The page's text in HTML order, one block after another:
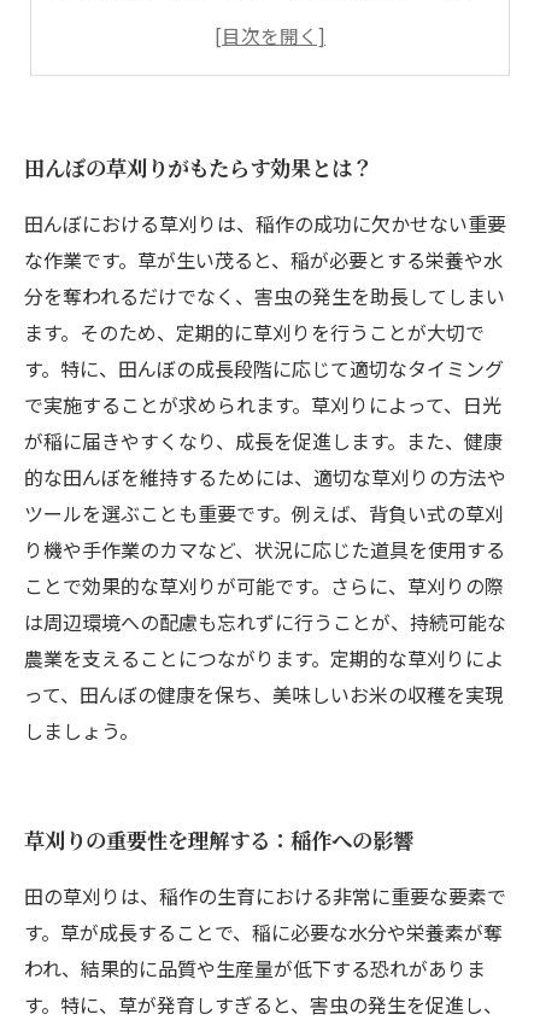
注意点：草刈り時に気をつけるべきポイント
田んぼの草刈りがもたらす効果とは？
田んぼにおける草刈りは、稲作の成功に欠かせない重要
な作業です。草が生い茂ると、稲が必要とする栄養や水
分を奪われるだけでなく、害虫の発生を助長してしまい
ます。そのため、定期的に草刈りを行うことが大切で
す。特に、田んぼの成長段階に応じて適切なタイミング
で実施することが求められます。草刈りによって、日光
が稲に届きやすくなり、成長を促進します。また、健康
的な田んぼを維持するためには、適切な草刈りの方法や
ツールを選ぶことも重要です。例えば、背負い式の草刈
り機や手作業のカマなど、状況に応じた道具を使用する
ことで効果的な草刈りが可能です。さらに、草刈りの際
は周辺環境への配慮も忘れずに行うことが、持続可能な
農業を支えることにつながります。定期的な草刈りによ
って、田んぼの健康を保ち、美味しいお米の収穫を実現
しましょう。
草刈りの重要性を理解する：稲作への影響
田の草刈りは、稲作の生育における非常に重要な要素で
す。草が成長することで、稲に必要な水分や栄養素が奪
われ、結果的に品質や生産量が低下する恐れがありま
す。特に、草が発育しすぎると、害虫の発生を促進し、